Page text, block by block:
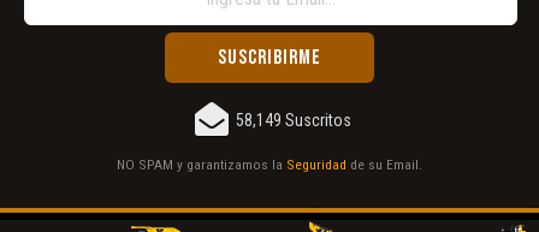
58,149 Suscritos
NO SPAM y garantizamos la Seguridad de su Email.